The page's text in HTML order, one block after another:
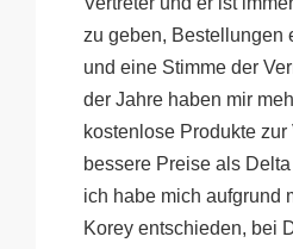
zu geben, Bestellungen
und eine Stimme der
der Jahre haben mir
kostenlose Produkte
bessere Preise als
ich habe mich aufgrund
Korey entschieden, bei